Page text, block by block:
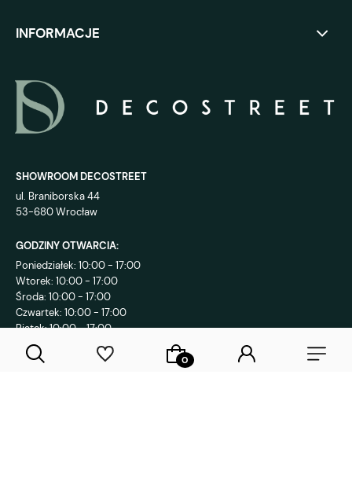
INFORMACJE
SHOWROOM DECOSTREET
ul. Braniborska 44
53-680 Wrocław
GODZINY OTWARCIA:
Poniedziałek: 10:00 - 17:00
Wtorek: 10:00 - 17:00
Środa: 10:00 - 17:00
Czwartek: 10:00 - 17:00
Piątek: 10:00 - 17:00
KONTAKT: